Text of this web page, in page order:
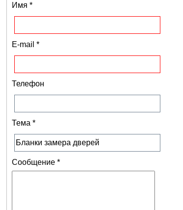
Имя *
E-mail *
Телефон
Тема *
Сообщение *